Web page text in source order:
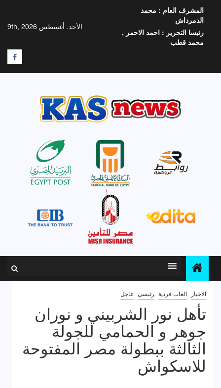
المحتوى
الأحد. أغسطس 9th, 2026
المشرف العام : محمد
الدمرداش
رئيسا التحرير : احمد الاحمر ,
محمد قطب
F
الاخبار العاب فردية رئيسى عاجل
تأهل نور الشربيني و نوران
جوهر و الحمامي للجولة
الثالثة ببطولة مصر المفتوحة
للاسكواش